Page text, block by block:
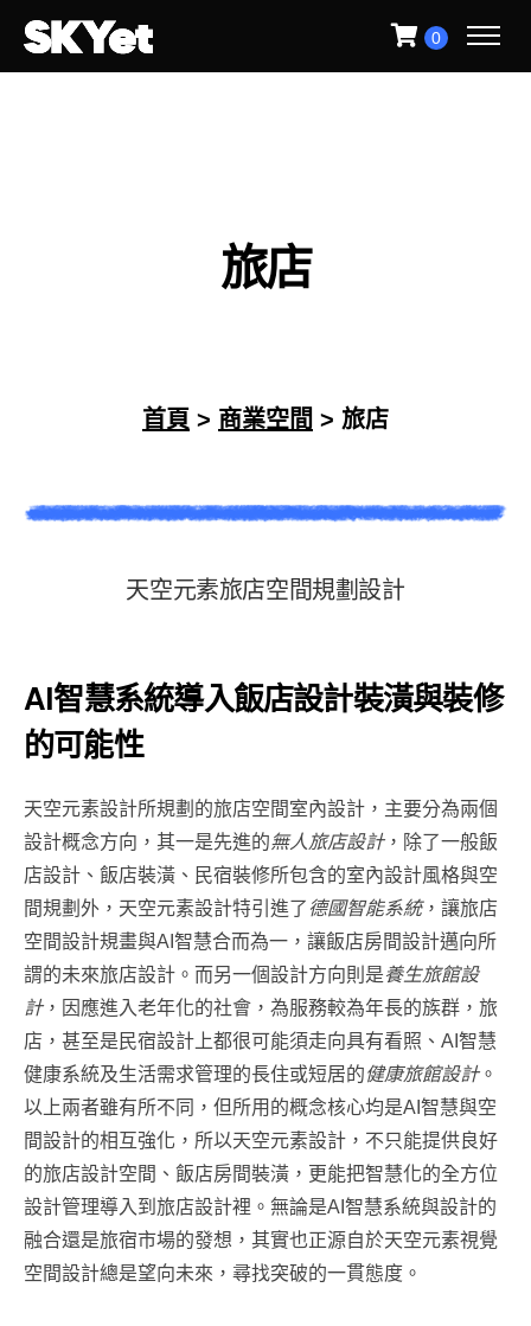
0
旅店
首頁 > 商業空間 > 旅店
天空元素旅店空間規劃 設計
AI智慧系統導入飯店設計裝潢與裝修
的可能性
天空元素設計所規劃的旅店空間室內設計，主要分為兩個
設計概念方向，其一是先進的無人旅店設計，除了一般飯
店設計、飯店裝潢、民宿裝修所包含的室內設計風格與空
間規劃外，天空元素設計特引進了 德國智能系統，讓旅店
空間設計規畫與AI智慧合而為一，讓飯店房間設計邁向所
謂的未來旅店設計。而另一個設計方向則是養生旅館設
計，因應進入老年化的社會，為服務較為年長的族群，旅
店，甚至是民宿設計上都很可能須走向具有看照、AI智慧
健康系統及生活需求管理的長住或短居的健康旅館設計。
以上兩者雖有所不同，但所用的概念核心均是AI智慧與空
間設計的相互強化，所以天空元素設計，不只能提供良好
的旅店設計空間、飯店房間裝潢，更能把智慧化的全方位
設計管理導入到旅店設計裡。無論是AI智慧系統與設計的
融合還是旅宿市場的發想，其實也正源自於天空元素視覺
空間設計總是望向未來，尋找突破的一貫態度。